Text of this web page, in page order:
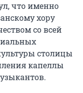
что именно
хору
со всей
столицы
капеллы